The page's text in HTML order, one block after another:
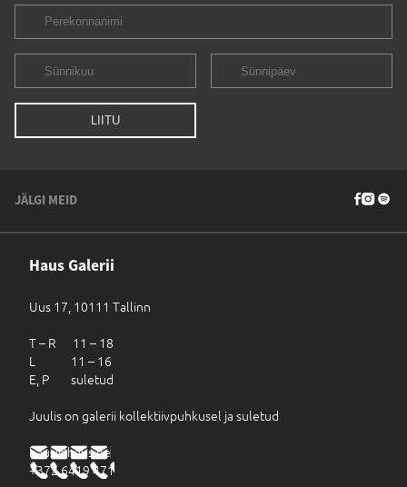
JÄLGI MEID
Haus Galerii
Uus 17, 10111 Tallinn
T – R 11 – 18
L 11 – 16
E, P suletud
Juulis on galerii kollektiivpuhkusel ja suletud
haus@haus.ee
+372 6419 471